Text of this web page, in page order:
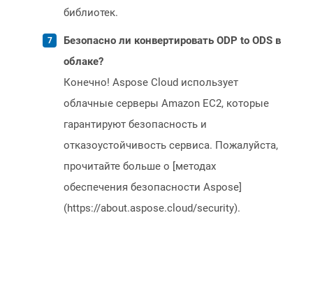
библиотек.
Безопасно ли конвертировать ODP to ODS в
облаке?
Конечно! Aspose Cloud использует
облачные серверы Amazon EC2, которые
гарантируют безопасность и
отказоустойчивость сервиса. Пожалуйста,
прочитайте больше о [методах
обеспечения безопасности Aspose]
(https://about.aspose.cloud/security).